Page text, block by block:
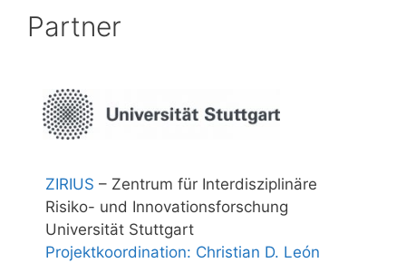
Partner
ZIRIUS – Zentrum für Interdisziplinäre
Risiko- und Innovationsforschung
Universität Stuttgart
Projektkoordination: Christian D. León